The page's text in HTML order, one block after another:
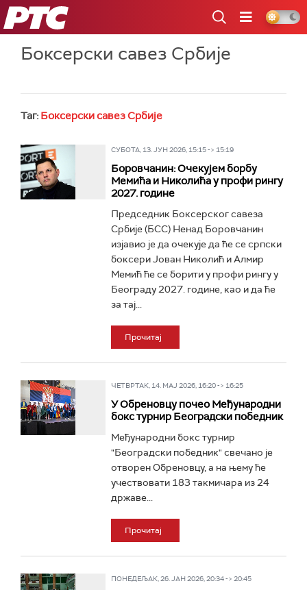
РТС
Боксерски савез Србије
Таг: Боксерски савез Србије
СУБОТА, 13. ЈУН 2026, 15:15 -> 15:19
Боровчанин: Очекујем борбу
Мемића и Николића у профи рингу
2027. године
Председник Боксерског савеза
Србије (БСС) Ненад Боровчанин
изјавио је да очекује да ће се српски
боксери Јован Николић и Алмир
Мемић ће се борити у профи рингу у
Београду 2027. године, као и да ће
за тај...
Прочитај
ЧЕТВРТАК, 14. МАЈ 2026, 16:20 -> 16:25
У Обреновцу почео Међународни
бокс турнир Београдски победник
Међународни бокс турнир
"Београдски победник" свечано је
отворен Обреновцу, а на њему ће
учествовати 183 такмичара из 24
државе...
Прочитај
ПОНЕДЕЉАК, 26. ЈАН 2026, 20:34 -> 20:45